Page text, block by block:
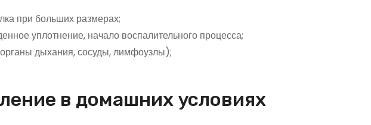
при больших размерах;
уплотнение, начало воспалительного процесса;
дыхания, сосуды, лимфоузлы);
в домашних условиях